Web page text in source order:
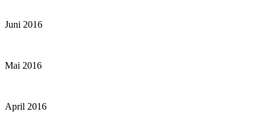
Juni 2016
Mai 2016
April 2016